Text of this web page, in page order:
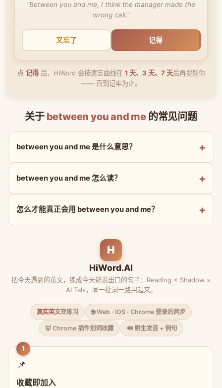
"Between you and me, I think the manager made the
wrong call."
又忘了 记得
点 记得后，HiWord 会按遗忘曲线在 1 天、3 天、7 天后再提醒你
—— 直到记牢为止。
关于 between you and me 的常见问题
between you and me 是什么意思？
between you and me 怎么读？
怎么才能真正会用 between you and me？
H
HiWord.AI
把今天遇到的英文，练成今天能说出口的句子：Reading × Shadow ×
AI Talk，同一批词一路用起来。
真实英文变练习 🌐 Web · iOS · Chrome 登录后同步
🦊 Chrome 插件划词收藏 🔊 原生发音 + 例句
1
📌
收藏即加入